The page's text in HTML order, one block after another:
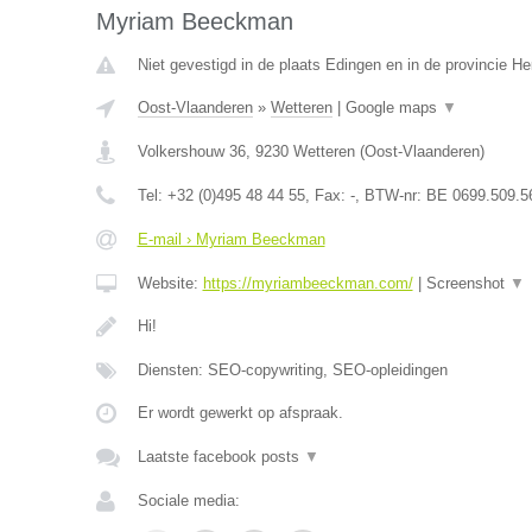
Myriam Beeckman
Niet gevestigd in de plaats Edingen en in de provincie
Oost-Vlaanderen» Wetteren| Google maps ▼
Volkershouw 36, 9230 Wetteren(Oost-Vlaanderen)
Tel: +32 (0)495 48 44 55, Fax: -, BTW-nr: BE
E-mail › Myriam Beeckman
Website: https://myriambeeckman.com/| Screenshot ▼
Hi!
Diensten: SEO-copywriting, SEO-opleidingen
Er wordt gewerkt op afspraak.
Laatste facebook posts ▼
Sociale media: